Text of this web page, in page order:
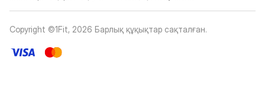
Copyright ©1Fit, 2026 Барлық құқықтар сақталған.